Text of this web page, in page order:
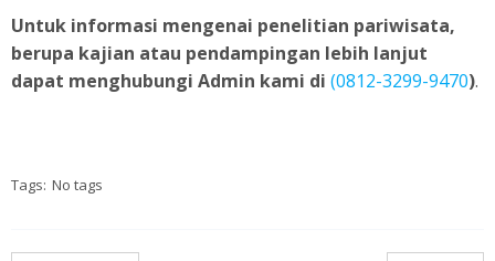
Untuk informasi mengenai penelitian pariwisata,
berupa kajian atau pendampingan lebih lanjut
dapat menghubungi Admin kami di (0812-3299-9470).
Tags: No tags